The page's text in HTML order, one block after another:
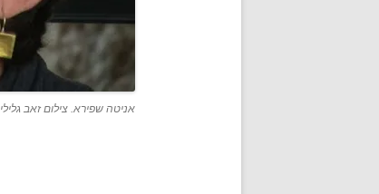
אניטה שפירא. צילום זאב גלילי C